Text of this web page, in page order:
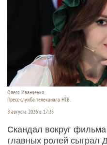
Олеся Иванченко.
Пресс-служба телеканала НТВ.
8 августа 2026 в 17:35
Скандал вокруг
главных ролей сыграл